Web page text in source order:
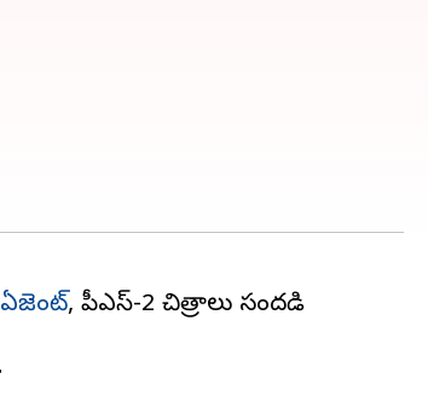
ఏజెంట్, పీఎస్-2 చిత్రాలు సందడి